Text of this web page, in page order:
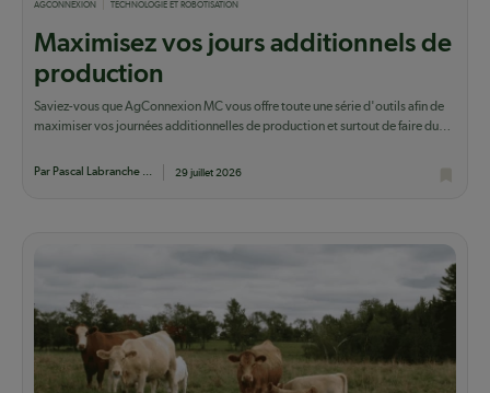
AGCONNEXION TECHNOLOGIE ET ROBOTISATION
Maximisez vos jours additionnels de
production
Saviez-vous que AgConnexion MC vous offre toute une série d'outils afin de
maximiser vos journées additionnelles de production et surtout de faire du
Par Pascal Labranche ... 29 juillet 2026